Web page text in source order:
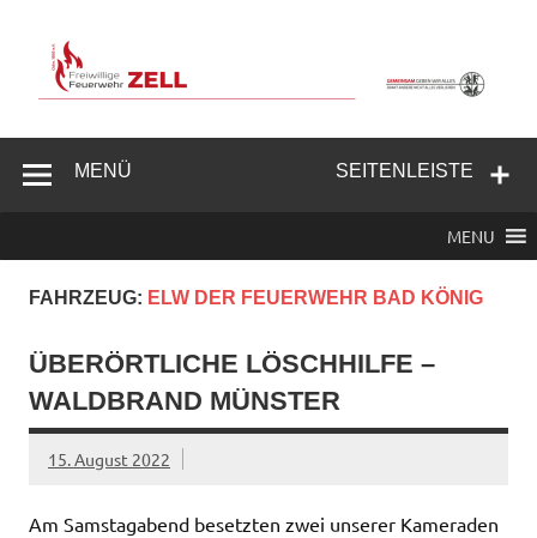
springen
Feuerwehr
SEITENLEISTE
MENÜ
MENU
FAHRZEUG: ELW DER FEUERWEHR BAD KÖNIG
ÜBERÖRTLICHE LÖSCHHILFE –
WALDBRAND MÜNSTER
15. August 2022
Am Samstagabend besetzten zwei unserer Kameraden